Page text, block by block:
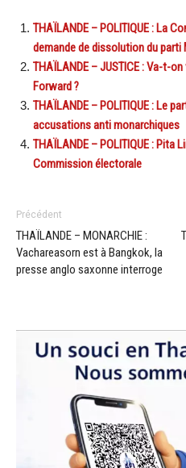
THAÏLANDE – POLITIQUE : La
demande de dissolution du parti
THAÏLANDE – JUSTICE : Va-t-
Forward ?
THAÏLANDE – POLITIQUE : Le
accusations anti monarchiques
THAÏLANDE – POLITIQUE : Pita
Commission électorale
Précédent
THAÏLANDE – MONARCHIE :
Vachareasorn est à Bangkok, la
presse anglo saxonne interroge